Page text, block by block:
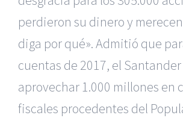
perdieron su dinero y
diga por qué». Admitió que
cuentas de 2017, el
aprovechar 1.000 millones en
fiscales procedentes del